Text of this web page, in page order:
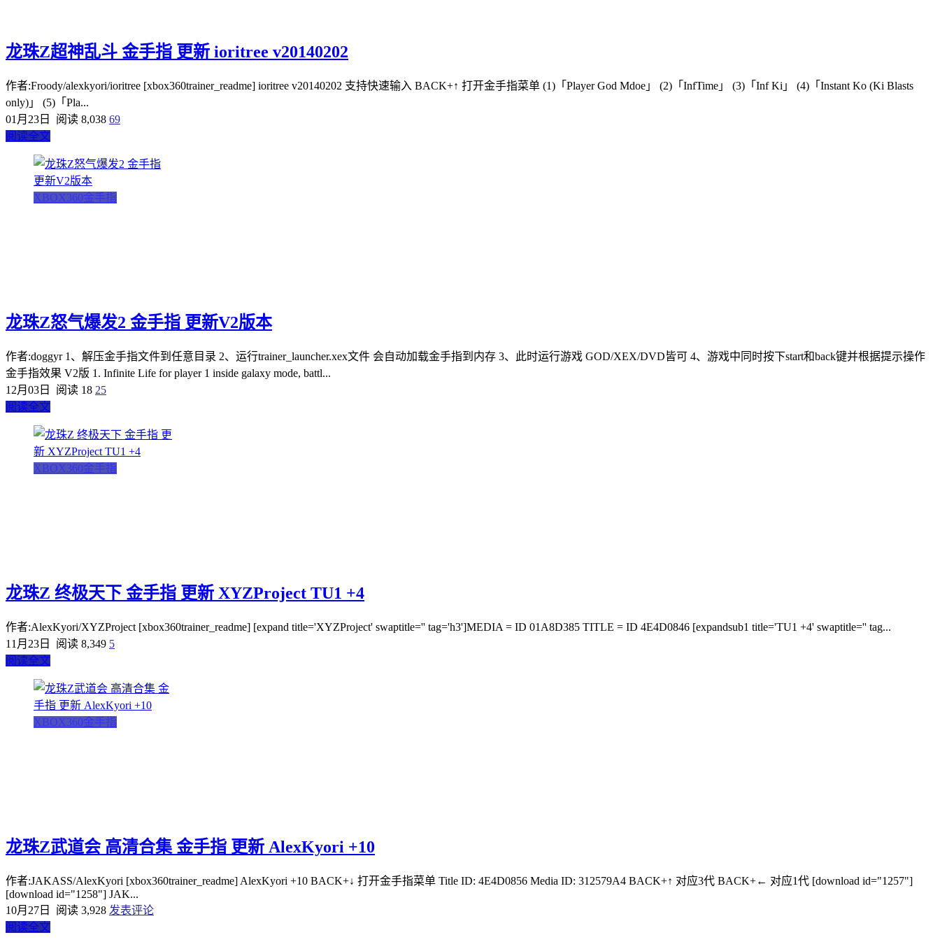
龙珠Z超神乱斗 金手指 更新 ioritree v20140202
作者:Froody/alexkyori/ioritree [xbox360trainer_readme] ioritree v20140202 支持快速输入 BACK+↑ 打开金手指菜单 (1)「Player God Mdoe」 (2)「InfTime」 (3)「Inf Ki」 (4)「Instant Ko (Ki Blasts
only)」 (5)「Pla...
01月23日
阅读 8,038 69
阅读全文
XBOX360金手指
龙珠Z怒气爆发2 金手指 更新V2版本
作者:doggyr 1、解压金手指文件到任意目录 2、运行trainer_launcher.xex文件 会自动加载金手指到内存 3、此时运行游戏 GOD/XEX/DVD皆可 4、游戏中同时按下start和back键并根据提示操作
金手指效果 V2版 1. Infinite Life for player 1 inside galaxy mode, battl...
12月03日
阅读 18 25
阅读全文
XBOX360金手指
龙珠Z 终极天下 金手指 更新 XYZProject TU1 +4
作者:AlexKyori/XYZProject [xbox360trainer_readme] [expand title='XYZProject' swaptitle='' tag='h3']MEDIA = ID 01A8D385 TITLE = ID 4E4D0846 [expandsub1 title='TU1 +4' swaptitle='' tag...
11月23日
阅读 8,349 5
阅读全文
XBOX360金手指
龙珠Z武道会 高清合集 金手指 更新 AlexKyori +10
作者:JAKASS/AlexKyori [xbox360trainer_readme] AlexKyori +10 BACK+↓ 打开金手指菜单 Title ID: 4E4D0856 Media ID: 312579A4 BACK+↑ 对应3代 BACK+← 对应1代 [download id="1257"]
[download id="1258"] JAK...
10月27日
阅读 3,928 发表评论
阅读全文